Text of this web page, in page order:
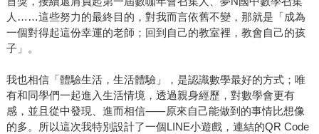
人……這些努力的最終目的，對我而言依舊不變，那就是「成為
一個對得起這份幸運的老師；回到自己的教室裡，教會自己的孩
子」。
我也相信「體驗生活，生活體驗」，是認識數學最好的方式；唯
有和同學們一起進入生活情境，透過親身經歷，對數學會更有
感，並且從中發現、進而相信⸺原來自己能做到的事情比想像
的多。所以這次我特別設計了一個LINE小遊戲，連結的QR Code